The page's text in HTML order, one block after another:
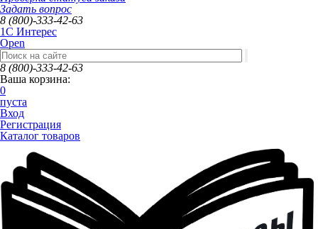
Задать вопрос
8 (800)-333-42-63
1C Интерес
Open
8 (800)-333-42-63
Ваша корзина:
0
пуста
Вход
Регистрация
Каталог товаров